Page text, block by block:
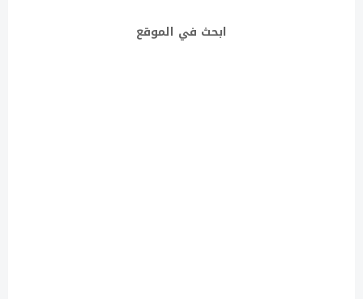
ابحث في الموقع